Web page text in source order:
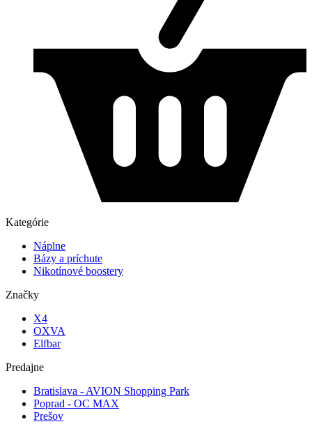
Kategórie
Náplne
Bázy a príchute
Nikotínové boostery
Značky
X4
OXVA
Elfbar
Predajne
Bratislava - AVION Shopping Park
Poprad - OC MAX
Prešov